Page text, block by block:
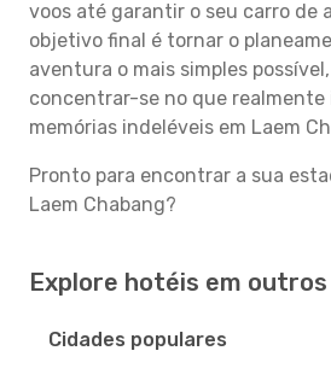
voos até garantir o seu carro de
objetivo final é tornar o
aventura o mais simples
concentrar-se no que
memórias indeléveis em Laem
Pronto para encontrar a sua
Laem Chabang?
Explore hotéis em
Cidades populares